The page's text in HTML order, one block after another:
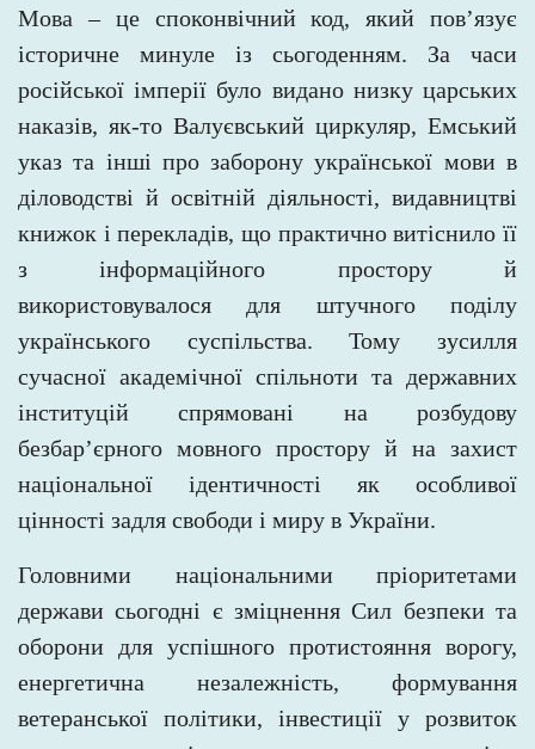
Мова
– це споконвічний код, який пов’язує
історичне минуле із сьогоденням. За часи
російської імперії було видано низку царських
наказів, як-то Валуєвський циркуляр, Емський
указ та інші про заборону української мови в
діловодстві й освітній діяльності, видавництві
книжок і перекладів, що практично витіснило її
з інформаційного простору й
використовувалося для штучного поділу
українського суспільства. Тому зусилля
сучасної академічної спільноти та державних
інституцій спрямовані на розбудову
безбар’єрного мовного простору й на захист
національної ідентичності як особливої
цінності задля свободи і миру в України.
Головними національними пріоритетами
держави сьогодні є зміцнення Сил безпеки та
оборони для успішного протистояння ворогу,
енергетична незалежність, формування
ветеранської політики, інвестиції у розвиток